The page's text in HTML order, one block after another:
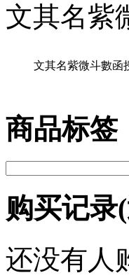
文其名紫
文其名紫微斗數函
商品标签
购买记录
还没有人